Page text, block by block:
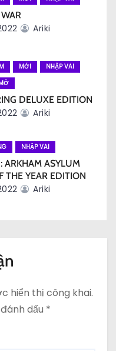
Ariki
MỚI
NHẬP VAI
DELUXE EDITION
Ariki
NHẬP VAI
ARKHAM ASYLUM
THE YEAR EDITION
Ariki
hiển thị công khai.
dấu *